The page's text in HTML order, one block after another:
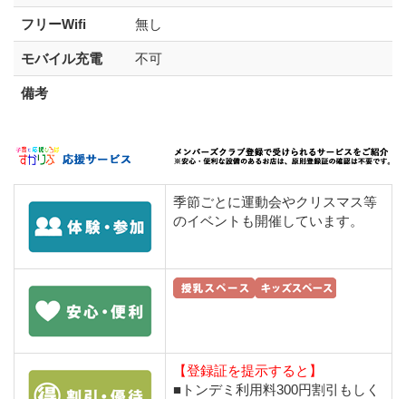
フリーWifi 無し
モバイル充電 不可
備考
季節ごとに運動会やクリスマス等
のイベントも開催しています。
【登録証を提示すると】
■トンデミ利用料300円割引もしく